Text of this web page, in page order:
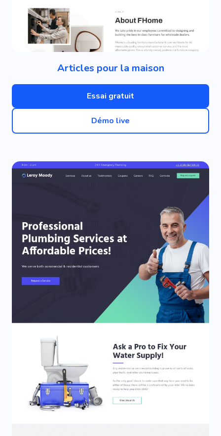
Articles pour la maison
Essai gratuit
Démo live